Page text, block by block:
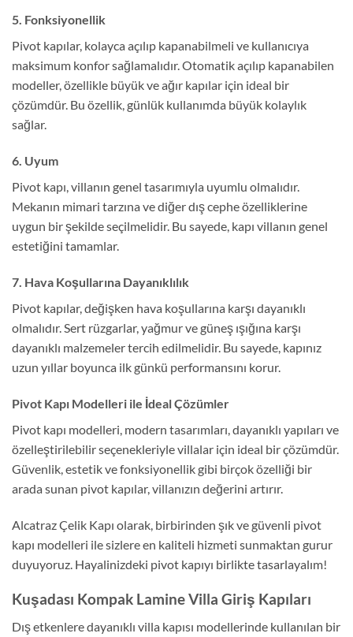
5. Fonksiyonellik
Pivot kapılar, kolayca açılıp kapanabilmeli ve kullanıcıya
maksimum konfor sağlamalıdır. Otomatik açılıp kapanabilen
modeller, özellikle büyük ve ağır kapılar için ideal bir
çözümdür. Bu özellik, günlük kullanımda büyük kolaylık
sağlar.
6. Uyum
Pivot kapı, villanın genel tasarımıyla uyumlu olmalıdır.
Mekanın mimari tarzına ve diğer dış cephe özelliklerine
uygun bir şekilde seçilmelidir. Bu sayede, kapı villanın genel
estetiğini tamamlar.
7. Hava Koşullarına Dayanıklılık
Pivot kapılar, değişken hava koşullarına karşı dayanıklı
olmalıdır. Sert rüzgarlar, yağmur ve güneş ışığına karşı
dayanıklı malzemeler tercih edilmelidir. Bu sayede, kapınız
uzun yıllar boyunca ilk günkü performansını korur.
Pivot Kapı Modelleri ile İdeal Çözümler
Pivot kapı modelleri, modern tasarımları, dayanıklı yapıları ve
özelleştirilebilir seçenekleriyle villalar için ideal bir çözümdür.
Güvenlik, estetik ve fonksiyonellik gibi birçok özelliği bir
arada sunan pivot kapılar, villanızın değerini artırır.
Alcatraz Çelik Kapı olarak, birbirinden şık ve güvenli pivot
kapı modelleri ile sizlere en kaliteli hizmeti sunmaktan gurur
duyuyoruz. Hayalinizdeki pivot kapıyı birlikte tasarlayalım!
Kuşadası Kompak Lamine Villa Giriş Kapıları
Dış etkenlere dayanıklı villa kapısı modellerinde kullanılan bir